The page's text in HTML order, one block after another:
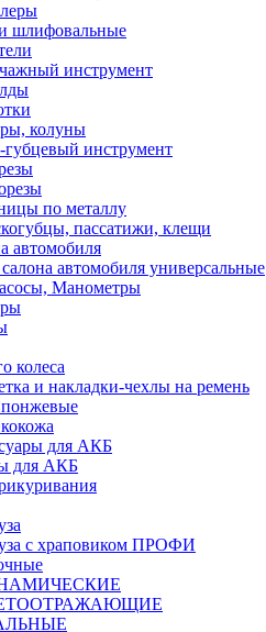
шлифовальные
инструмент
колуны
инструмент
по металлу
пассатижи, клещи
автомобиля
автомобиля универсальные
Манометры
колеса
и накладки-чехлы на ремень
для АКБ
для АКБ
с храповиком ПРОФИ